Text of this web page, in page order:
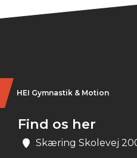
HEI Gymnastik & Motion
Find os her
Skæring Skolevej